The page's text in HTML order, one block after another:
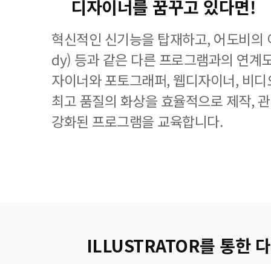
디자이너를 꿈꾸고 있다면!
혁신적인 신기능을 탑재하고, 어도비
dy) 등과 같은 다른 프로그램과의 연계
자이너와 포토그래퍼, 웹디자이너, 비
최고 품질의 화상을 효율적으로 제작,
강화된 프로그램을 교육합니다.
ILLUSTRATOR를 통한